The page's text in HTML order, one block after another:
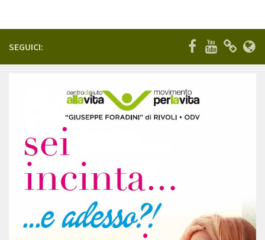
Fotografie
Video
Bomboniere
Contatta l’associazione
Contatti
Servizi
Registrati
SEGUICI: